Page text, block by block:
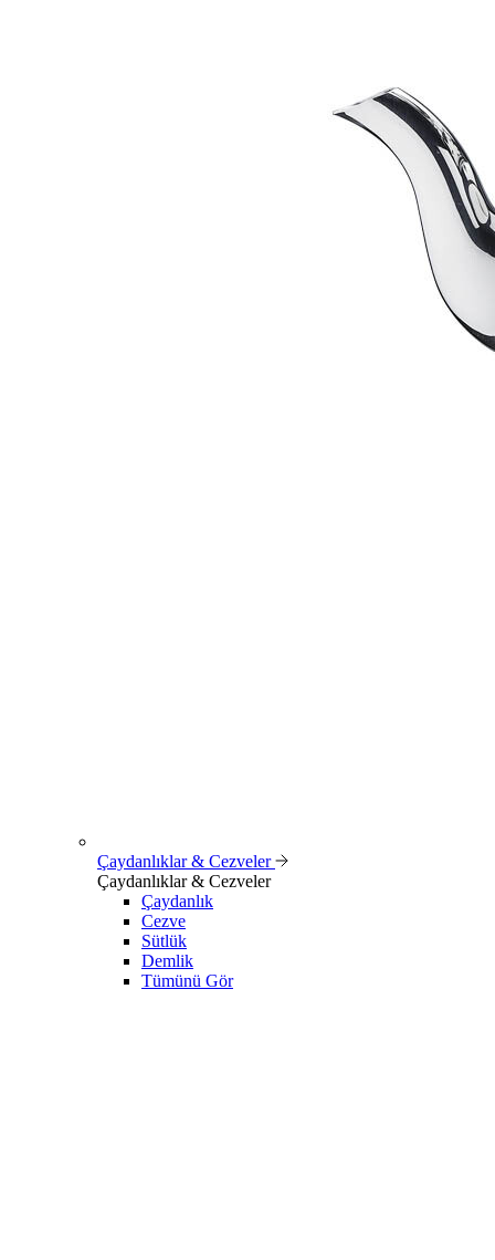
Çaydanlıklar & Cezveler
Çaydanlıklar & Cezveler
Çaydanlık
Cezve
Sütlük
Demlik
Tümünü Gör